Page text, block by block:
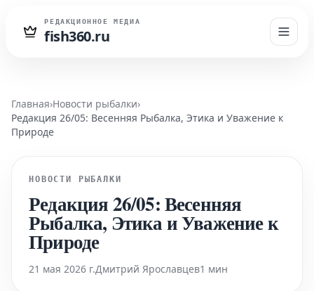
РЕДАКЦИОННОЕ МЕДИА
fish360.ru
Главная›Новости рыбалки›
Редакция 26/05: Весенняя Рыбалка, Этика и Уважение к
Природе
НОВОСТИ РЫБАЛКИ
Редакция 26/05: Весенняя
Рыбалка, Этика и Уважение к
Природе
21 мая 2026 г.Дмитрий Ярославцев1 мин